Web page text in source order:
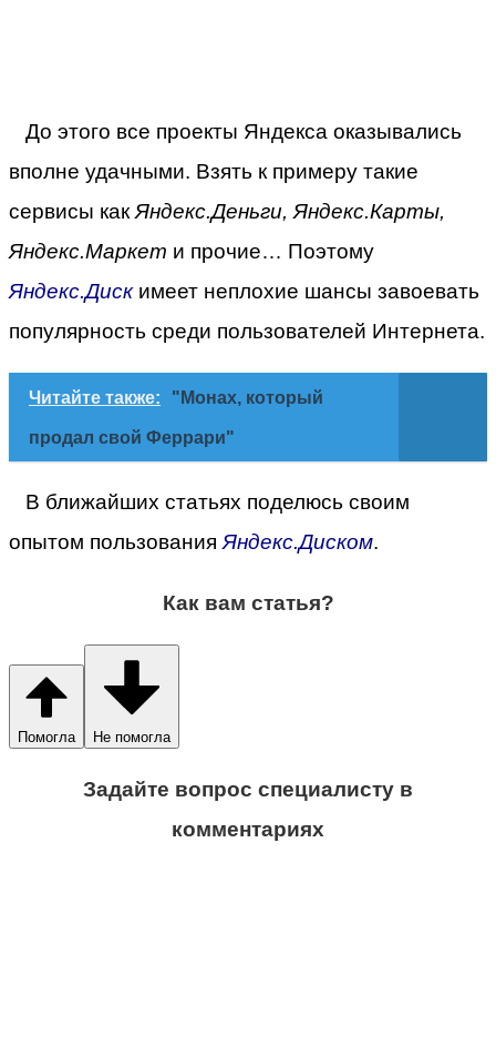
До этого все проекты Яндекса оказывались
вполне удачными. Взять к примеру такие
сервисы как Яндекс.Деньги, Яндекс.Карты,
Яндекс.Маркет и прочие… Поэтому
Яндекс.Дискимеет неплохие шансы завоевать
популярность среди пользователей Интернета.
Читайте также: "Монах, который
продал свой Феррари"
В ближайших статьях поделюсь своим
опытом пользования Яндекс.Диском.
Как вам статья?
Помогла Не помогла
Задайте вопрос специалисту в
комментариях